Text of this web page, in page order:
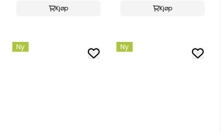
Kjøp
Kjøp
Ny Ny